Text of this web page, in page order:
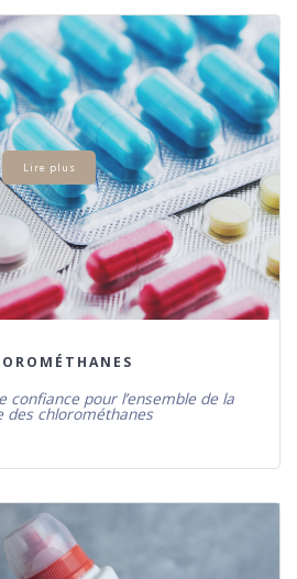
Lire plus
confiance pour l’ensemble de la
des chlorométhanes